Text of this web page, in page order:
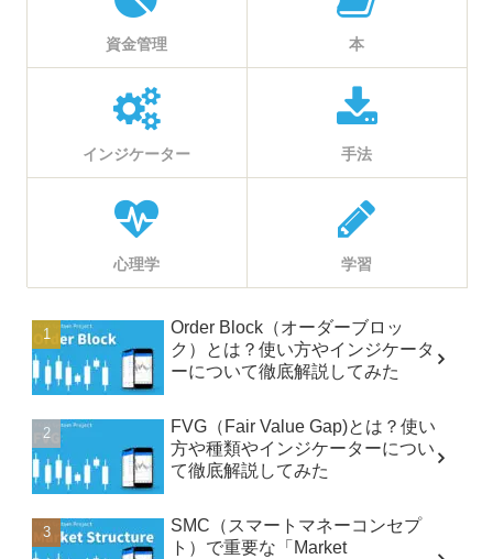
資金管理 本
インジケーター 手法
心理学 学習
Order Block（オーダーブロッ
ク）とは？使い方やインジケータ
ーについて徹底解説してみた
FVG（Fair Value Gap)とは？使い
方や種類やインジケーターについ
て徹底解説してみた
SMC（スマートマネーコンセプ
ト）で重要な「Market